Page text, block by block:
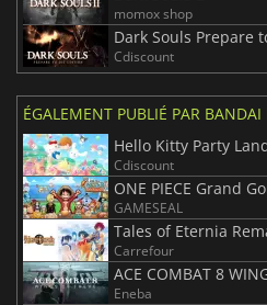
momox shop
Dark Souls Prepare
Cdiscount
ÉGALEMENT PUBLIÉ PAR
Hello Kitty Party
Cdiscount
ONE PIECE Grand
GAMESEAL
Tales of Eternia
Carrefour
ACE COMBAT 8
Eneba